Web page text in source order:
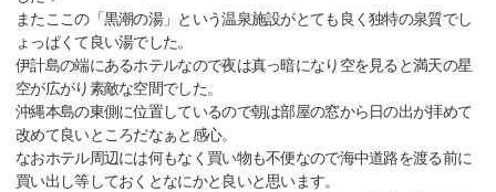
またここの「黒潮の湯」という温泉施設がとても良く独特の泉質でし
ょっぱくて良い湯でした。
伊計島の端にあるホテルなので夜は真っ暗になり空を見ると満天の星
空が広がり素敵な空間でした。
沖縄本島の東側に位置しているので朝は部屋の窓から日の出が拝めて
改めて良いところだなぁと感心。
なおホテル周辺には何もなく買い物も不便なので海中道路を渡る前に
買い出し等しておくとなにかと良いと思います。